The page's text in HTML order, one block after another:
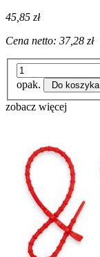
45,85 zł
Cena netto: 37,28 zł
opak. Do koszyka
zobacz więcej